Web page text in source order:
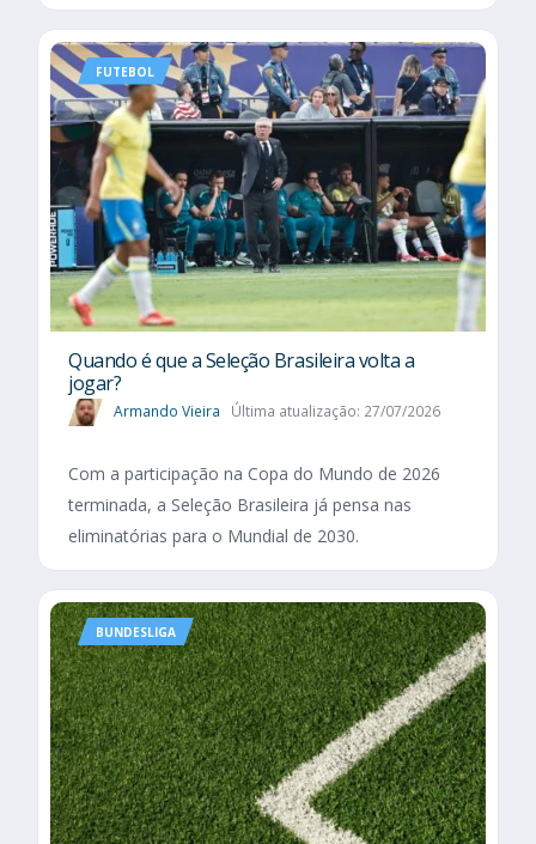
FUTEBOL
Quando é que a Seleção Brasileira volta a
jogar?
Armando Vieira Última atualização: 27/07/2026
Com a participação na Copa do Mundo de 2026
terminada, a Seleção Brasileira já pensa nas
eliminatórias para o Mundial de 2030.
BUNDESLIGA